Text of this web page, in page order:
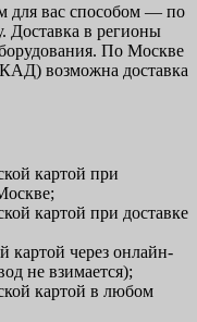
для вас способом — по
Доставка в регионы
По Москве
возможна доставка
картой при
картой при доставке
картой через онлайн-
не взимается);
картой в любом